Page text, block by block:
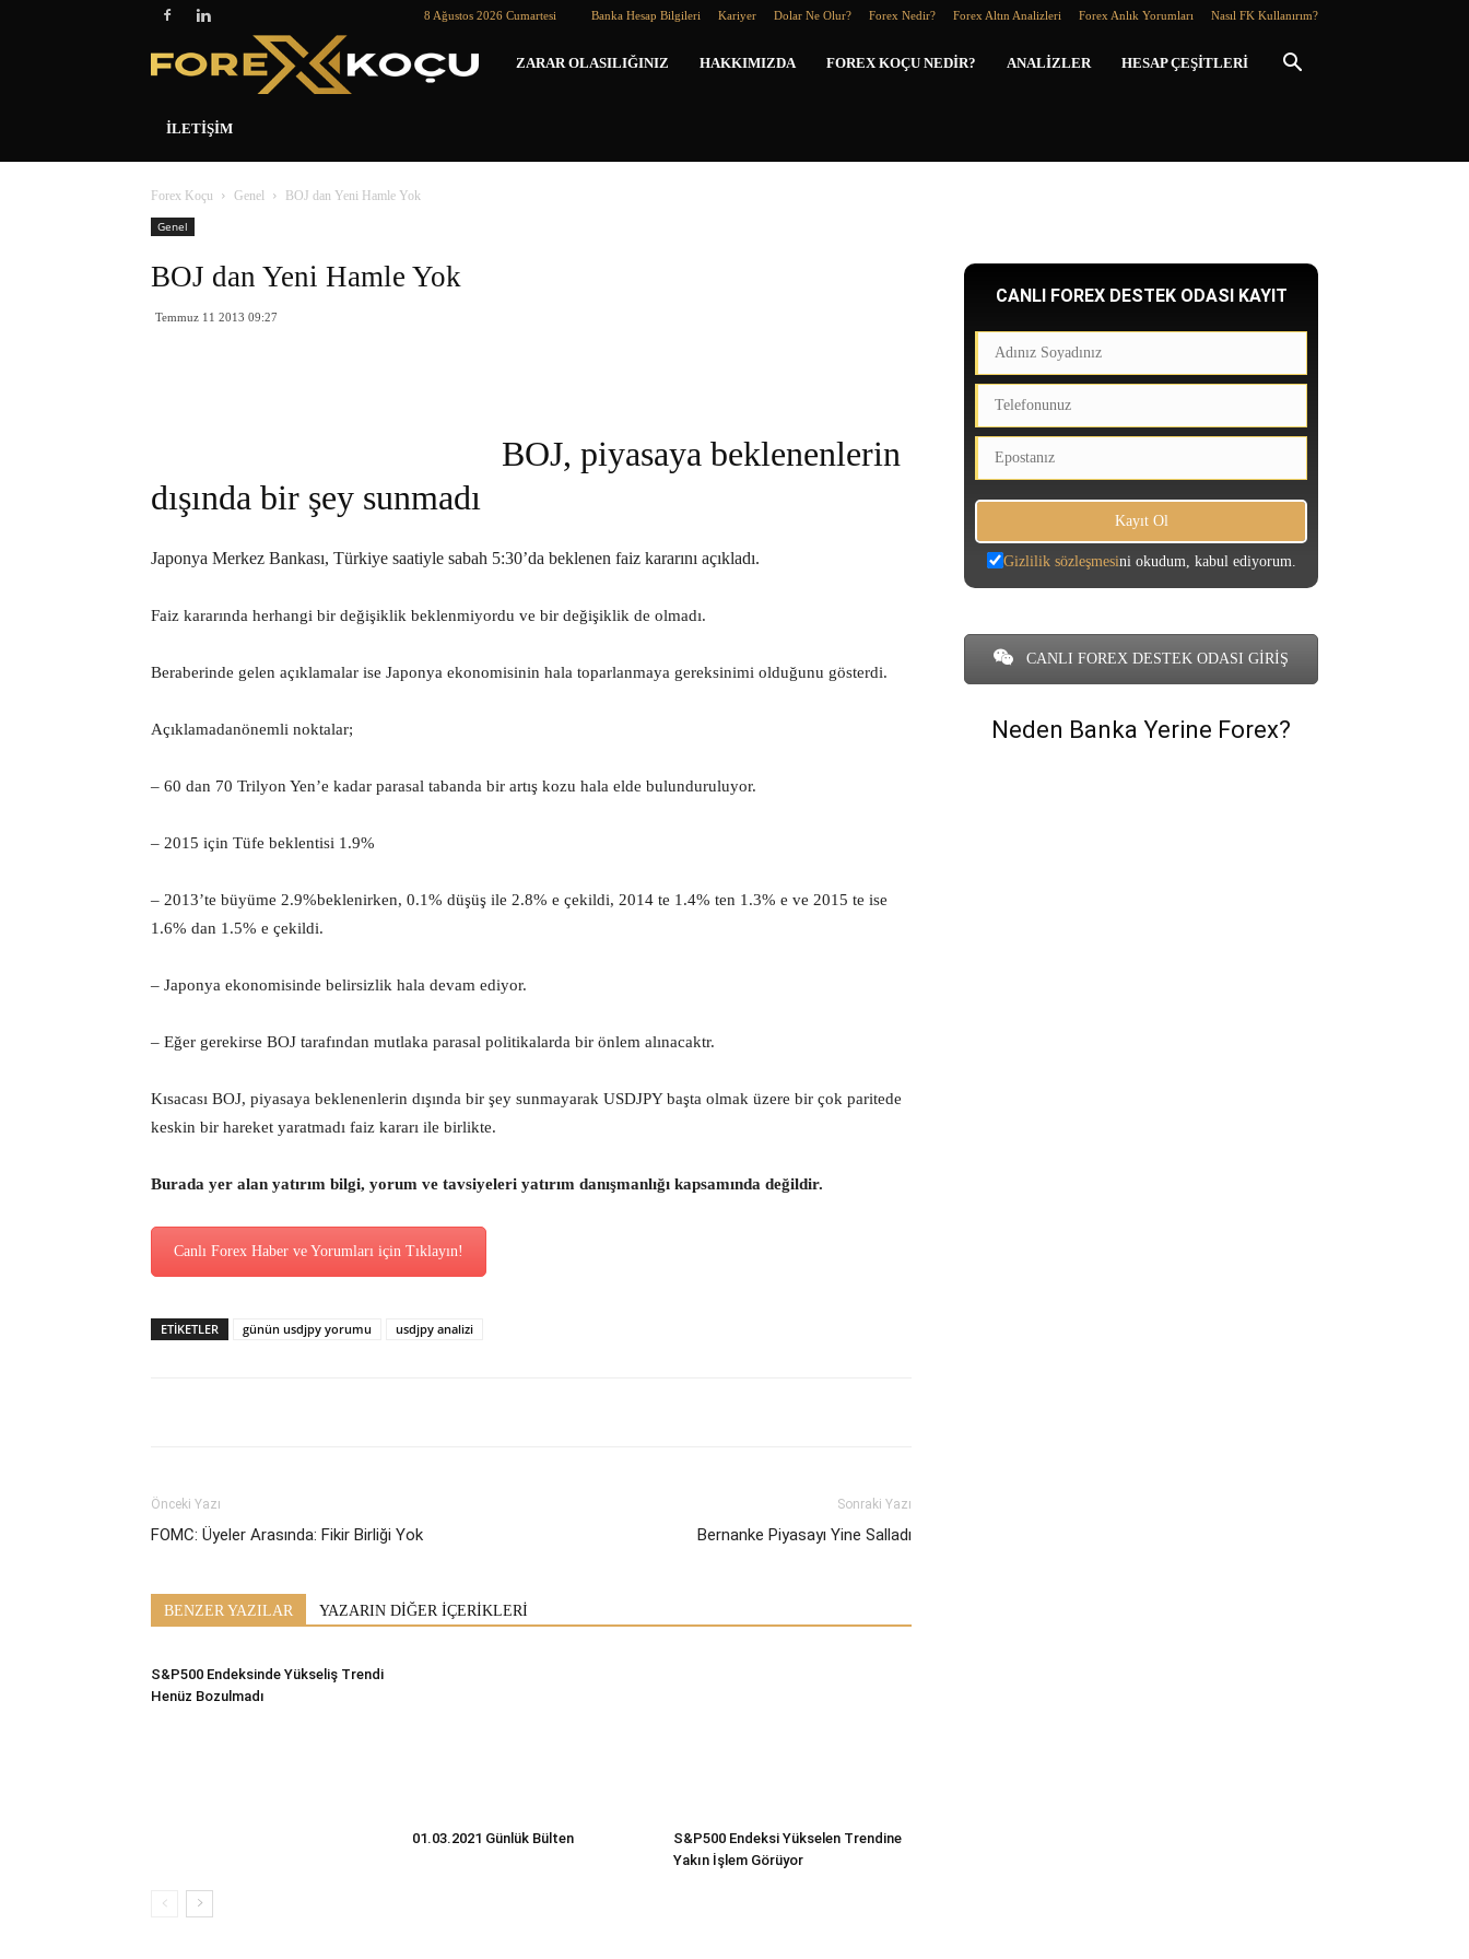
8 Ağustos 2026 Cumartesi Banka Hesap Bilgileri Kariyer Dolar Ne Olur? Forex Nedir? Forex Altın Analizleri Forex Anlık Yorumları Nasıl FK Kullanırım?
Forex
ZARAR OLASILIĞINIZ HAKKIMIZDA FOREX KOÇU NEDIR? ANALIZLER HESAP ÇEŞITLERI
İLETIŞIM
Forex Koçu Genel
BOJ dan Yeni Hamle Yok
Genel
BOJ dan Yeni Hamle Yok
Temmuz 11 2013 09:27
BOJ, piyasaya beklenenlerin
dışında bir şey sunmadı
Japonya Merkez Bankası, Türkiye saatiyle sabah 5:30’da beklenen faiz kararını açıkladı.
Faiz kararında herhangi bir değişiklik beklenmiyordu ve bir değişiklik de olmadı.
Beraberinde gelen açıklamalar ise Japonya ekonomisinin hala toparlanmaya gereksinimi olduğunu gösterdi.
Açıklamadanönemli noktalar;
– 60 dan 70 Trilyon Yen’e kadar parasal tabanda bir artış kozu hala elde bulunduruluyor.
– 2015 için Tüfe beklentisi 1.9%
– 2013’te büyüme 2.9%beklenirken, 0.1% düşüş ile 2.8% e çekildi, 2014 te 1.4% ten 1.3% e ve 2015 te ise
1.6% dan 1.5% e çekildi.
– Japonya ekonomisinde belirsizlik hala devam ediyor.
– Eğer gerekirse BOJ tarafından mutlaka parasal politikalarda bir önlem alınacaktr.
Kısacası BOJ, piyasaya beklenenlerin dışında bir şey sunmayarak USDJPY başta olmak üzere bir çok paritede
keskin bir hareket yaratmadı faiz kararı ile birlikte.
Burada yer alan yatırım bilgi, yorum ve tavsiyeleri yatırım danışmanlığı kapsamında değildir.
Canlı Forex Haber ve Yorumları için Tıklayın!
ETİKETLER günün usdjpy yorumu usdjpy analizi
Önceki Yazı
FOMC: Üyeler Arasında: Fikir Birliği Yok
Sonraki Yazı
Bernanke Piyasayı Yine Salladı
BENZER YAZILAR YAZARIN DİĞER İÇERİKLERİ
S&P500 Endeksinde Yükseliş Trendi
Henüz Bozulmadı
01.03.2021 Günlük Bülten
S&P500 Endeksi Yükselen Trendine
Yakın İşlem Görüyor
CANLI FOREX DESTEK ODASI KAYIT
Gizlilik sözleşmesini okudum, kabul ediyorum.
CANLI FOREX DESTEK ODASI GİRİŞ
Neden Banka Yerine Forex?